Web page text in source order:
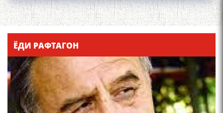
Что знают в Ташкенте о
Мирзо Турсунзаде, чьим
метро?
ЁДИ РАФТАГОН